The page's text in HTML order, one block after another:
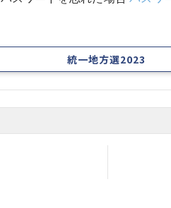
統一地方選2023